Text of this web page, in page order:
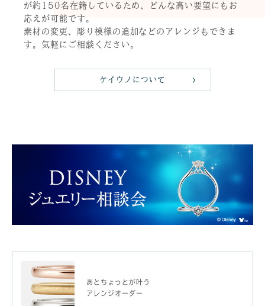
が約150名在籍しているため、どんな高い要望にもお
応えが可能です。
素材の変更、彫り模様の追加などのアレンジもできま
す。気軽にご相談ください。
ケイウノについて
あとちょっとが叶う
アレンジオーダー